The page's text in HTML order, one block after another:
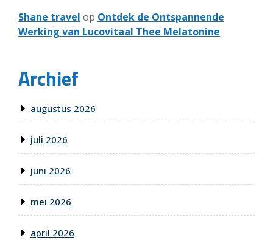
Shane travel op Ontdek de Ontspannende
Werking van Lucovitaal Thee Melatonine
Archief
augustus 2026
juli 2026
juni 2026
mei 2026
april 2026